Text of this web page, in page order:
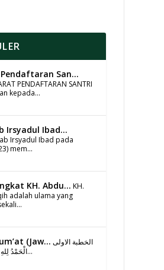
San...
PENDAFTARAN SANTRI
kepada...
Irsyadul Ibad...
Irsyadul Ibad pada
mem...
KH. Abdu... KH.
adalah ulama yang
(Jaw... الخطبة الاولى
الْحَمْدُ لِلهِ الْمَلِكِ الْعَلَّامِ وَا...